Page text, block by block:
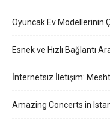
Oyuncak Ev Modellerinin
Esnek ve Hızlı Bağlantı
İnternetsiz İletişim:
Amazing Concerts in